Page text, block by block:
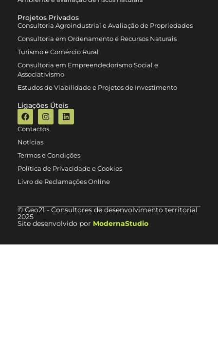
Projetos Privados
Consultoria Agroindustrial e Avaliação de Propriedades
Consultoria em Ordenamento e Recursos Naturais
Turismo e Comércio Rural
Consultoria em Empreendedorismo Social e
Associativismo
Estudos de Viabilidade e Projetos de Investimento
Ligações Úteis
Contactos
Notícias
Termos e Condições
Política de Privacidade e Cookies
Livro de Reclamações Online
© Geo21 - Consultores de desenvolvimento territorial
2025
Site desenvolvido por ModernaStudio